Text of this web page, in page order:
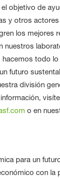
objetivo de
y otros
los mejores
nuestros
todo
futuro
división
o en
para un
con la